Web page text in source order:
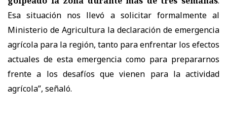
Esa situación nos llevó a solicitar formalmente al
Ministerio de Agricultura la declaración de emergencia
agrícola para la región, tanto para enfrentar los efectos
actuales de esta emergencia como para prepararnos
frente a los desafíos que vienen para la actividad
agrícola”, señaló.